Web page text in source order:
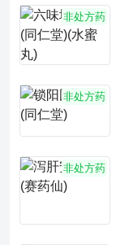
非处方药
非处方药
非处方药